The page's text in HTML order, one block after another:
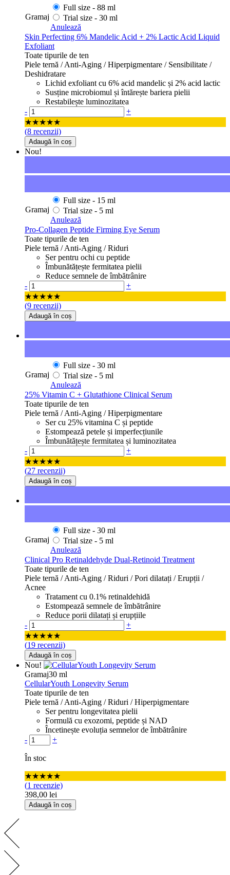
Gramaj
Full size - 88 ml
Trial size - 30 ml
Anulează
Skin Perfecting 6% Mandelic Acid + 2% Lactic Acid Liquid
Exfoliant
Toate tipurile de ten
Piele ternă / Anti-Aging / Hiperpigmentare / Sensibilitate /
Deshidratare
Lichid exfoliant cu 6% acid mandelic și 2% acid lactic
Susține microbiomul și întărește bariera pielii
Restabilește luminozitatea
Cantitate
-
+
★★★★★
(8 recenzii)
Adaugă în coș
Nou!
Gramaj
Full size - 15 ml
Trial size - 5 ml
Anulează
Pro-Collagen Peptide Firming Eye Serum
Toate tipurile de ten
Piele ternă / Anti-Aging / Riduri
Ser pentru ochi cu peptide
Îmbunătățește fermitatea pielii
Reduce semnele de îmbătrânire
Cantitate
-
+
★★★★★
(9 recenzii)
Adaugă în coș
Gramaj
Full size - 30 ml
Trial size - 5 ml
Anulează
25% Vitamin C + Glutathione Clinical Serum
Toate tipurile de ten
Piele ternă / Anti-Aging / Hiperpigmentare
Ser cu 25% vitamina C și peptide
Estompează petele și imperfecțiunile
Îmbunătățește fermitatea și luminozitatea
Cantitate
-
+
★★★★★
(27 recenzii)
Adaugă în coș
Gramaj
Full size - 30 ml
Trial size - 5 ml
Anulează
Clinical Pro Retinaldehyde Dual-Retinoid Treatment
Toate tipurile de ten
Piele ternă / Anti-Aging / Riduri / Pori dilatați / Erupții /
Acnee
Tratament cu 0.1% retinaldehidă
Estompează semnele de îmbătrânire
Reduce porii dilatați și erupțiile
Cantitate
-
+
★★★★★
(19 recenzii)
Adaugă în coș
Nou!
Gramaj30 ml
CellularYouth Longevity Serum
Toate tipurile de ten
Piele ternă / Anti-Aging / Riduri / Hiperpigmentare
Ser pentru longevitatea pielii
Formulă cu exozomi, peptide și NAD
Încetinește evoluția semnelor de îmbătrânire
Cantitate
- +
În stoc
★★★★★
(1 recenzie)
398,00 lei
Adaugă în coș